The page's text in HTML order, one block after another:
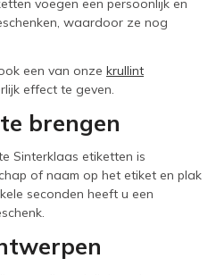
voegen een persoonlijk en
waardoor ze nog
een van onze krullint
effect te geven.
brengen
Sinterklaas etiketten is
of naam op het etiket en plak
seconden heeft u een